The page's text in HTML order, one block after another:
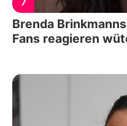
Brenda
Fans reagieren